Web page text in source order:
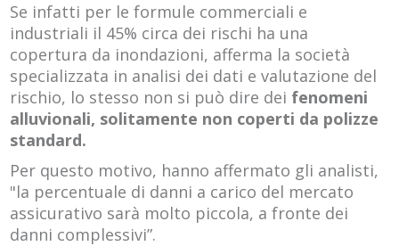
Se infatti per le formule commerciali e
industriali il 45% circa dei rischi ha una
copertura da inondazioni, afferma la società
specializzata in analisi dei dati e valutazione del
rischio, lo stesso non si può dire dei fenomeni
alluvionali, solitamente non coperti da polizze
standard.
Per questo motivo, hanno affermato gli analisti,
"la percentuale di danni a carico del mercato
assicurativo sarà molto piccola, a fronte dei
danni complessivi”.